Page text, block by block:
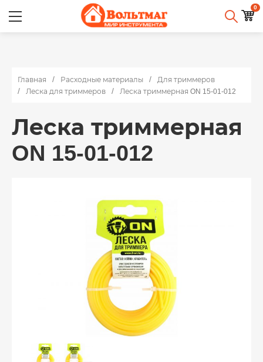
0
Главная Расходные материалы
Для триммеров
Леска для триммеров
Леска триммерная ON 15-01-012
Леска триммерная
ON 15-01-012